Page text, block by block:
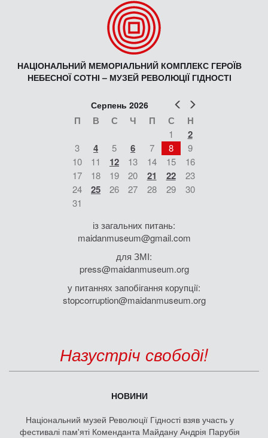
НАЦІОНАЛЬНИЙ МЕМОРІАЛЬНИЙ КОМПЛЕКС ГЕРОЇВ
НЕБЕСНОЇ СОТНІ – МУЗЕЙ РЕВОЛЮЦІЇ ГІДНОСТІ
Попер
Серпень 2026
П В С Ч П С Н
1 2
3 4 5 6 7 8
9
10
11 12 13 14 15
16
17
18 19 20 21 22
23
24
25 26 27 28 29
30
31
із загальних питань:
maidanmuseum@gmail.com
для ЗМІ:
press@maidanmuseum.org
у питаннях запобігання корупції:
stopcorruption@maidanmuseum.org
Назустріч свободі!
НОВИНИ
Національний музей Революції Гідності взяв участь у
фестивалі пам'яті Коменданта Майдану Андрія Парубія